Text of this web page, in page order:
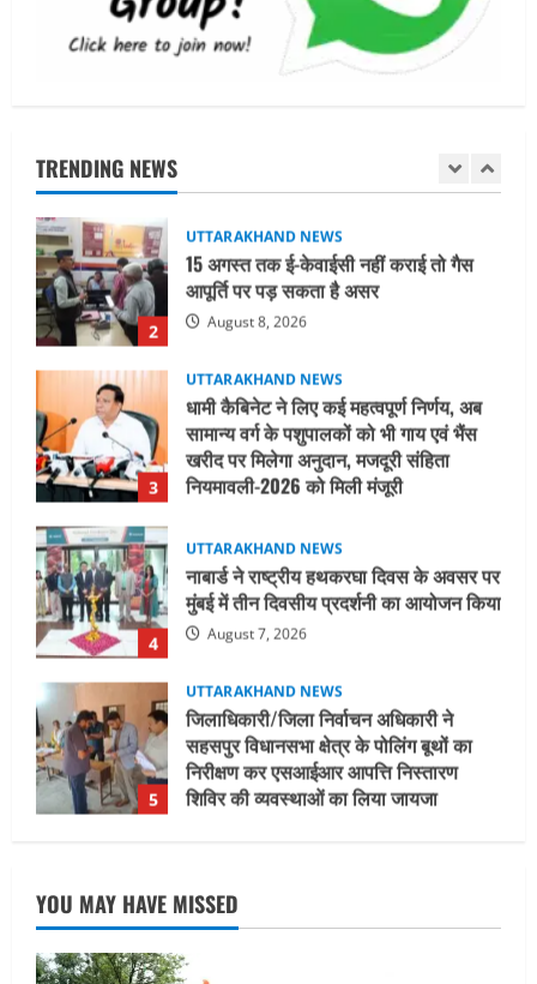
TRENDING NEWS
1 August 9, 2026
2
3
UTTARAKHAND NEWS
धामी कैबिनेट ने लिए कई महत्वपूर्ण निर्णय, अब
सामान्य वर्ग के पशुपालकों को भी गाय एवं भैंस
खरीद पर मिलेगा अनुदान, मजदूरी संहिता
नियमावली-2026 को मिली मंजूरी
4
UTTARAKHAND NEWS
नाबार्ड ने राष्ट्रीय हथकरघा दिवस के अवसर पर
मुंबई में तीन दिवसीय प्रदर्शनी का आयोजन किया
August 7, 2026
5
UTTARAKHAND NEWS
जिलाधिकारी/जिला निर्वाचन अधिकारी ने
सहसपुर विधानसभा क्षेत्र के पोलिंग बूथों का
निरीक्षण कर एसआईआर आपत्ति निस्तारण
शिविर की व्यवस्थाओं का लिया जायजा
1
UTTARAKHAND NEWS
मुख्यमंत्री ने हर घर तिरंगा यात्रा कार्यक्रम में
किया प्रतिभाग
August 9, 2026
2
15 अगस्त तक ई-केवाईसी नहीं कराई तो गैस
आपूर्ति पर पड़ सकता है असर
YOU MAY HAVE MISSED